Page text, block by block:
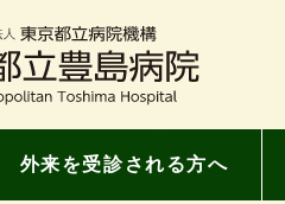
外来を受診される方へ